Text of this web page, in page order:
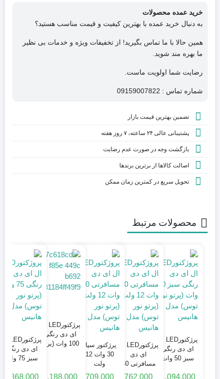
خرید عمده محصولات
به دنبال خرید عمده با بهترین کیفیت و قیمت مناسب هستید؟
همین حالا با ما تماس بگیرید! از تخفیفات ویژه و خدمات بی نظیر
ما بهره مند شوید.
رضایت شما اولویت ماست.
شماره تماس : 09159007822
تضمین بهترین قیمت بازار
پشتیبانی عالی ۲۴ ساعته، ۷ روز هفته
بازگشت وجه در صورت عدم رضایت
اصالت کالاها از برترین برندها
تحویل سریع در کمترین زمان ممکن
محصولات مرتبط
ای دی رنگی
سبز 50 وات
مدل هانیس
1,094,000
ای دی
مسافرتی 30
وات 48 ولت
762,000
پرژکتور سیار
30 وات 12
ولت
709,000
ای دی رنگی
100 وات (پرتو
2,188,000
ای دی رنگی
سبز 75 وات
مدل هانیس
1,368,000